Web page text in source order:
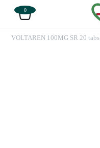
0
VOLTAREN 100MG SR 20 tabs